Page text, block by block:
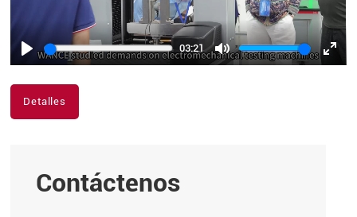
Play
03:21
Mute
Enter
Detalles
Contáctenos